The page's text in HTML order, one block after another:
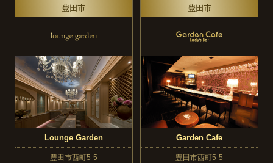
豊田市
Lounge Garden
豊田市西町5-5
豊田市
Garden Cafe
豊田市西町5-5